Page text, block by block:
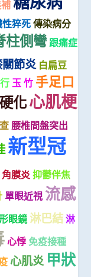
性猝死 傳染病分
柱側彎跟痛症
節炎 白扁豆
玉 竹 手足口
化心肌梗
腰椎間盤突出
新型冠
角膜炎 抑鬱伴焦
單眼近視 流感
眼鏡 淋巴結 淋
心悸 免疫接種
心肌炎 甲狀